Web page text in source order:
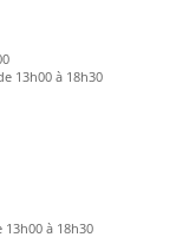
13h00 à 18h30
à 18h30